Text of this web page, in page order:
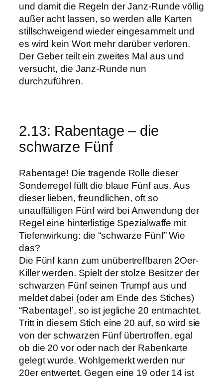
und damit die Regeln der Janz-Runde völlig
außer acht lassen, so werden alle Karten
stillschweigend wieder eingesammelt und
es wird kein Wort mehr darüber verloren.
Der Geber teilt ein zweites Mal aus und
versucht, die Janz-Runde nun
durchzuführen.
2.13: Rabentage – die
schwarze Fünf
Rabentage! Die tragende Rolle dieser
Sonderregel füllt die blaue Fünf aus. Aus
dieser lieben, freundlichen, oft so
unauffälligen Fünf wird bei Anwendung der
Regel eine hinterlistige Spezialwaffe mit
Tiefenwirkung: die “schwarze Fünf” Wie
das?
Die Fünf kann zum unübertreffbaren 2Oer-
Killer werden. Spielt der stolze Besitzer der
schwarzen Fünf seinen Trumpf aus und
meldet dabei (oder am Ende des Stiches)
“Rabentage!’, so ist jegliche 20 entmachtet.
Tritt in diesem Stich eine 20 auf, so wird sie
von der schwarzen Fünf übertroffen, egal
ob die 20 vor oder nach der Rabenkarte
gelegt wurde. Wohlgemerkt werden nur
20er entwertet. Gegen eine 19 oder 14 ist